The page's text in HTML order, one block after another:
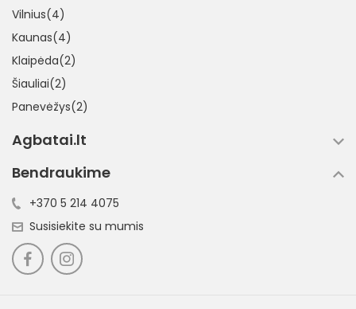
Vilnius(4)
Kaunas(4)
Klaipėda(2)
Šiauliai(2)
Panevėžys(2)
Agbatai.lt
Bendraukime
+370 5 214 4075
Susisiekite su mumis